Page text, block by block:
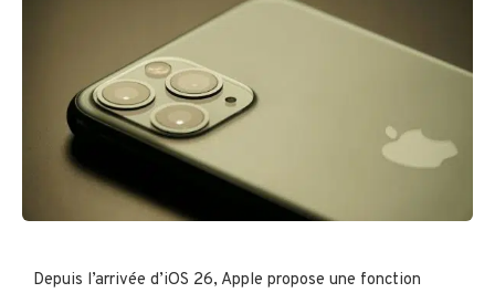
Depuis l’arrivée d’iOS 26, Apple propose une fonction